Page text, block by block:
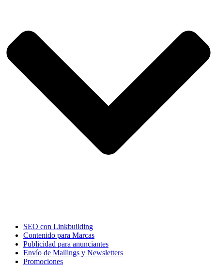
SEO con Linkbuilding
Contenido para Marcas
Publicidad para anunciantes
Envío de Mailings y Newsletters
Promociones